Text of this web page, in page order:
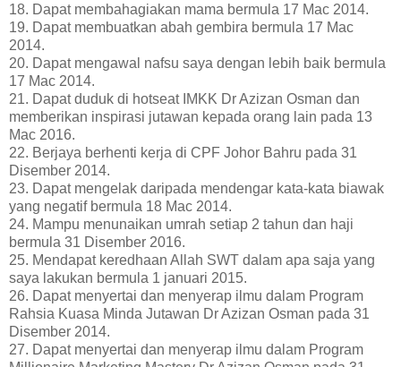
18. Dapat membahagiakan mama bermula 17 Mac 2014.
19. Dapat membuatkan abah gembira bermula 17 Mac
2014.
20. Dapat mengawal nafsu saya dengan lebih baik bermula
17 Mac 2014.
21. Dapat duduk di hotseat IMKK Dr Azizan Osman dan
memberikan inspirasi jutawan kepada orang lain pada 13
Mac 2016.
22. Berjaya berhenti kerja di CPF Johor Bahru pada 31
Disember 2014.
23. Dapat mengelak daripada mendengar kata-kata biawak
yang negatif bermula 18 Mac 2014.
24. Mampu menunaikan umrah setiap 2 tahun dan haji
bermula 31 Disember 2016.
25. Mendapat keredhaan Allah SWT dalam apa saja yang
saya lakukan bermula 1 januari 2015.
26. Dapat menyertai dan menyerap ilmu dalam Program
Rahsia Kuasa Minda Jutawan Dr Azizan Osman pada 31
Disember 2014.
27. Dapat menyertai dan menyerap ilmu dalam Program